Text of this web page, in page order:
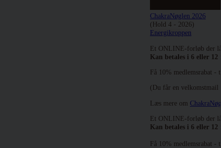
ChakraNøglen 2026
(Hold 4 - 2026)
Energikroppen
Et ONLINE-forløb der
Kan betales i 6 eller 12
Få 10% medlemsrabat -
(Du får en velkomstmail
Læs mere om
Et ONLINE-forløb der
Kan betales i 6 eller 12
Få 10% medlemsrabat -